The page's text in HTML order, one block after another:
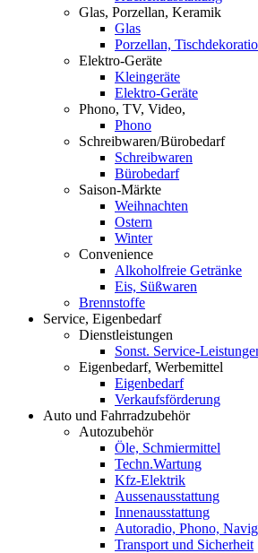
Glas, Porzellan, Keramik
Glas
Porzellan,
Elektro-Geräte
Kleingeräte
Elektro-Geräte
Phono, TV, Video,
Phono
Schreibwaren/Bürobedarf
Schreibwaren
Bürobedarf
Saison-Märkte
Weihnachten
Ostern
Winter
Convenience
Alkoholfreie Getränke
Eis, Süßwaren
Brennstoffe
Service, Eigenbedarf
Dienstleistungen
Sonst. Service-
Eigenbedarf, Werbemittel
Eigenbedarf
Verkaufsförderung
Auto und Fahrradzubehör
Autozubehör
Öle, Schmiermittel
Techn.Wartung
Kfz-Elektrik
Aussenausstattung
Innenausstattung
Autoradio, Phono,
Transport und Sicherheit